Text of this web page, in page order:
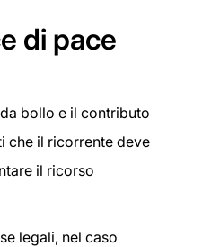
di pace
bollo e il contributo
che il ricorrente deve
il ricorso
legali, nel caso